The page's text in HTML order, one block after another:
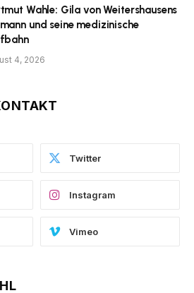
Wahle: Gila von Weitershausens
und seine medizinische
4, 2026
Twitter
Instagram
Vimeo